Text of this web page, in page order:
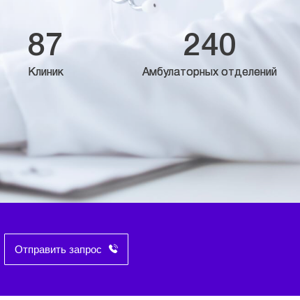
87
Клиник
240
Амбулаторных отделений
Отправить запрос